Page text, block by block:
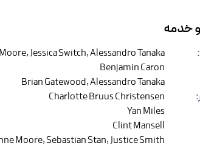
و خدمه
:
,Jessica Switch,Alessandro Tanaka
Benjamin Caron
Brian Gatewood,Alessandro Tanaka
:
Charlotte Bruus Christensen
Yan Miles
Clint Mansell
Moore,Sebastian Stan,Justice Smith